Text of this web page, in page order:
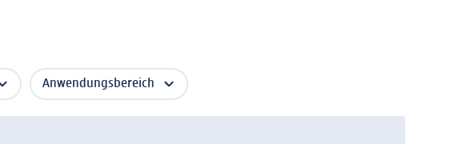
Anwendungsbereich